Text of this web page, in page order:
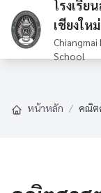
โรงเรีย
เชียงใหม่
School
หน้าหลัก / คณิต